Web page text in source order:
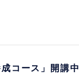
コース」開講中